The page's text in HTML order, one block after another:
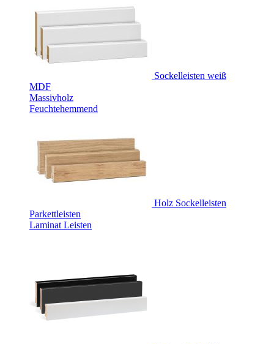
Sockelleisten weiß
MDF
Massivholz
Feuchtehemmend
Holz Sockelleisten
Parkettleisten
Laminat Leisten